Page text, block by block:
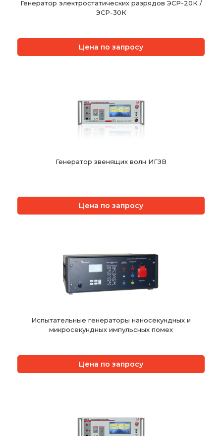
Генератор электростатических разрядов ЭСР-20К /
ЭСР-30К
Цена по запросу
Генератор звенящих волн ИГЗВ
Цена по запросу
Испытательные генераторы наносекундных и
микросекундных импульсных помех
Цена по запросу